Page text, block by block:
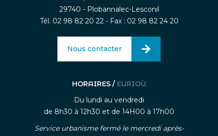
29740 - Plobannalec-Lesconil
Tél. 02 98 82 20 22 - Fax : 02 98 82 24 20
Nous contacter
HORAIRES / EURIOÙ
Du lundi au vendredi
de 8h30 à 12h30 et de 14H00 à 17h00
Service urbanisme fermé le mercredi après-